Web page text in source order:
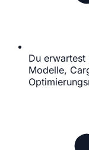
Du
Modelle,